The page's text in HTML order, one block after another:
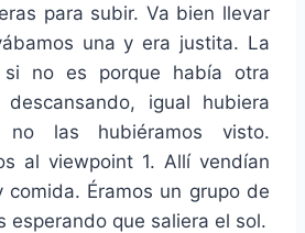
para subir. Va bien llevar
una y era justita. La
no es porque había otra
igual hubiera
las hubiéramos visto.
al viewpoint 1. Allí vendían
Éramos un grupo de
esperando que saliera el sol.